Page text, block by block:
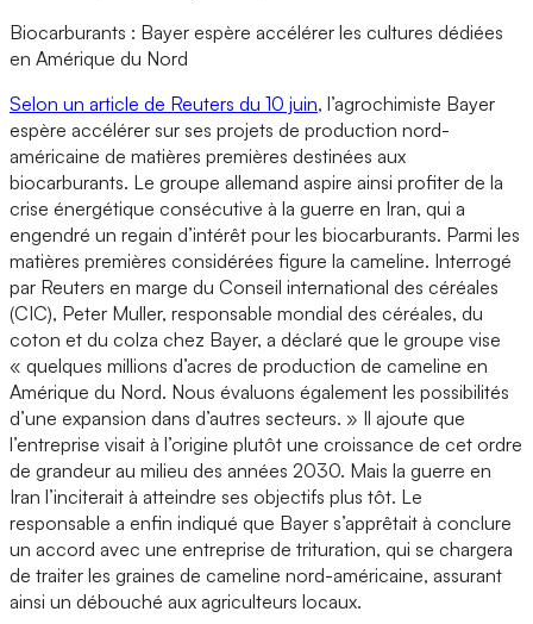
Biocarburants : Bayer espère accélérer les cultures dédiées
en Amérique du Nord
Selon un article de Reuters du 10 juin, l’agrochimiste Bayer
espère accélérer sur ses projets de production nord-
américaine de matières premières destinées aux
biocarburants. Le groupe allemand aspire ainsi profiter de la
crise énergétique consécutive à la guerre en Iran, qui a
engendré un regain d’intérêt pour les biocarburants. Parmi les
matières premières considérées figure la cameline. Interrogé
par Reuters en marge du Conseil international des céréales
(CIC), Peter Muller, responsable mondial des céréales, du
coton et du colza chez Bayer, a déclaré que le groupe vise
« quelques millions d’acres de production de cameline en
Amérique du Nord. Nous évaluons également les possibilités
d’une expansion dans d’autres secteurs. » Il ajoute que
l’entreprise visait à l’origine plutôt une croissance de cet ordre
de grandeur au milieu des années 2030. Mais la guerre en
Iran l’inciterait à atteindre ses objectifs plus tôt. Le
responsable a enfin indiqué que Bayer s’apprêtait à conclure
un accord avec une entreprise de trituration, qui se chargera
de traiter les graines de cameline nord-américaine, assurant
ainsi un débouché aux agriculteurs locaux.